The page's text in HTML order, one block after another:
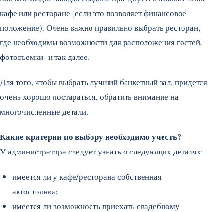
кафе или ресторане (если это позволяет финансовое
положение). Очень важно правильно выбрать ресторан,
где необходимы возможности для расположения гостей,
фотосъемки и так далее.
Для того, чтобы выбрать лучший банкетный зал, придется
очень хорошо постараться, обратить внимание на
многочисленные детали.
Какие критерии по выбору необходимо учесть?
У администратора следует узнать о следующих деталях:
имеется ли у кафе/ресторана собственная
автостоянка;
имеется ли возможность приехать свадебному